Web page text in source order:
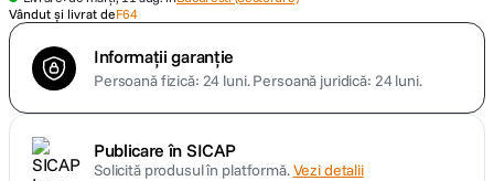
Vândut și livrat deF64
Informații garanție
Persoană fizică: 24 luni.Persoană juridică: 24 luni.
Publicare în SICAP
Solicită produsul în platformă.Vezi detalii